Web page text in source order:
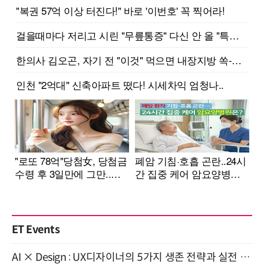
ET Events
AI × Design : UX디자이너의 5가지 생존 전략과 실전 대응 8월 28일 개최